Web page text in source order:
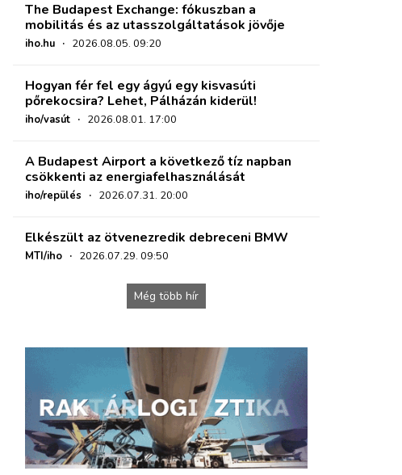
The Budapest Exchange: fókuszban a
mobilitás és az utasszolgáltatások jövője
iho.hu · 2026.08.05. 09:20
Hogyan fér fel egy ágyú egy kisvasúti
pőrekocsira? Lehet, Pálházán kiderül!
iho/vasút · 2026.08.01. 17:00
A Budapest Airport a következő tíz napban
csökkenti az energiafelhasználását
iho/repülés · 2026.07.31. 20:00
Elkészült az ötvenezredik debreceni BMW
MTI/iho · 2026.07.29. 09:50
Még több hír